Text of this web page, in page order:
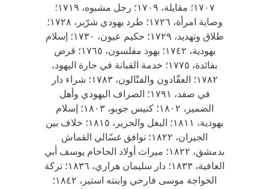
١٧٠٧؛ مقايلة، ١٧٠٩؛ رجل مشبوه، ١٧١٩؛
وصاية امرأة، ١٧٢٦؛ طرد يهودي شرّير، ١٧٢٨؛
طلاق وتهديد، ١٧٢٩؛ حكيم عيون، ١٧٣٠؛ إسلام
يهودية، ١٧٤٢؛ يهود مفلسون، ١٧٦٥؛ قرض
بفائدة، ١٧٧٥؛ خدمة القبانة في حارة اليهود،
١٧٨٢؛ العقّادون والفتّالون، ١٧٨٣؛ شراء دار
في صفد، ١٧٩١؛ الصراف اليهودي وأهل
الضمير، ١٨٠٢؛ كنيس جوبو، ١٨٠٣؛ إسلام
يهودية، ١٨١١؛ البغل والحرير، ١٨١٥؛ خلاف بين
الجيران، ١٨٢٢؛ توافق غسّالي القماش
بدمشق، ١٨٢٢؛ ميراث أولاد الحاخام يوسف أبي
العافية، ١٨٣٣؛ دار سليمان هراري، ١٨٣٦؛ تركة
الخواجة موسى فارحي وابنته استير، ١٨٤٢؛